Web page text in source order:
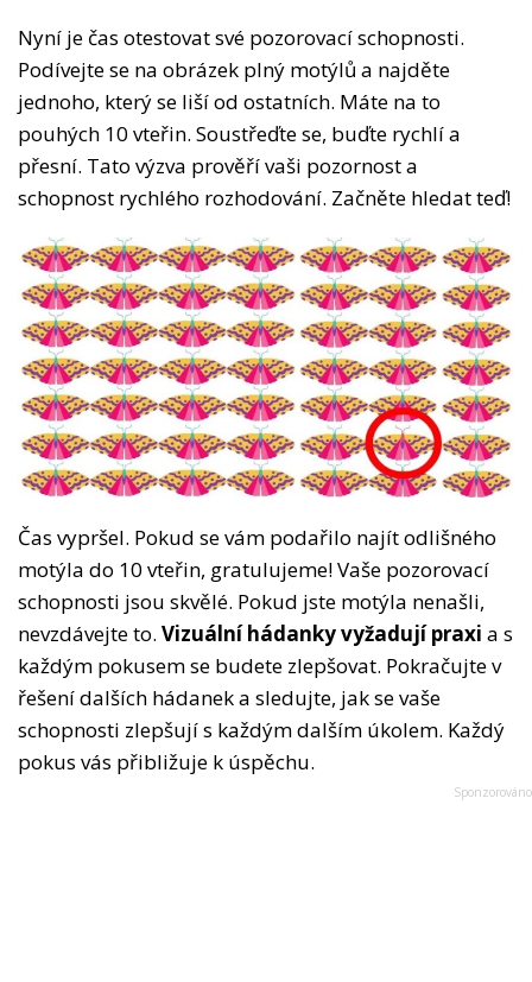
Nyní je čas otestovat své pozorovací schopnosti.
Podívejte se na obrázek plný motýlů a najděte
jednoho, který se liší od ostatních. Máte na to
pouhých 10 vteřin. Soustřeďte se, buďte rychlí a
přesní. Tato výzva prověří vaši pozornost a
schopnost rychlého rozhodování. Začněte hledat teď!
Čas vypršel. Pokud se vám podařilo najít odlišného
motýla do 10 vteřin, gratulujeme! Vaše pozorovací
schopnosti jsou skvělé. Pokud jste motýla nenašli,
nevzdávejte to. Vizuální hádanky vyžadují praxi a s
každým pokusem se budete zlepšovat. Pokračujte v
řešení dalších hádanek a sledujte, jak se vaše
schopnosti zlepšují s každým dalším úkolem. Každý
pokus vás přibližuje k úspěchu.